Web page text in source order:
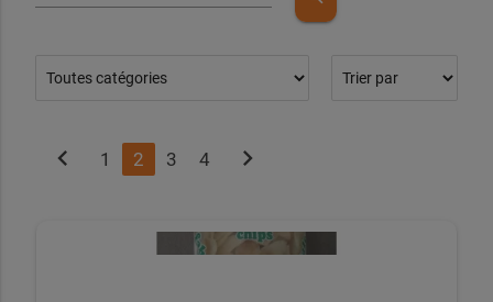
chevron_left 1 2 3 4 chevron_right